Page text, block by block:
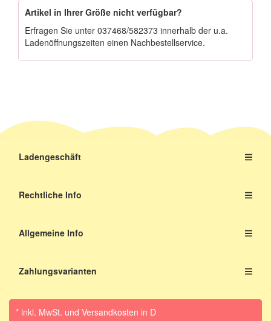
Artikel in Ihrer Größe nicht verfügbar?
Erfragen Sie unter 037468/582373 innerhalb der u.a.
Ladenöffnungszeiten einen Nachbestellservice.
Ladengeschäft
Rechtliche Info
Allgemeine Info
Zahlungsvarianten
* inkl. MwSt. und Versandkosten in D